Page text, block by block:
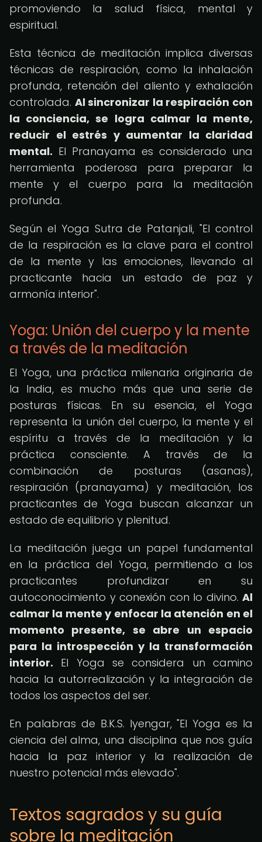
promoviendo la salud física, mental y
espiritual.
Esta técnica de meditación implica diversas
técnicas de respiración, como la inhalación
profunda, retención del aliento y exhalación
controlada. Al sincronizar la respiración con
la conciencia, se logra calmar la mente,
reducir el estrés y aumentar la claridad
mental. El Pranayama es considerado una
herramienta poderosa para preparar la
mente y el cuerpo para la meditación
profunda.
Según el Yoga Sutra de Patanjali, "El control
de la respiración es la clave para el control
de la mente y las emociones, llevando al
practicante hacia un estado de paz y
armonía interior".
Yoga: Unión del cuerpo y la mente
a través de la meditación
El Yoga, una práctica milenaria originaria de
la India, es mucho más que una serie de
posturas físicas. En su esencia, el Yoga
representa la unión del cuerpo, la mente y el
espíritu a través de la meditación y la
práctica consciente. A través de la
combinación de posturas (asanas),
respiración (pranayama) y meditación, los
practicantes de Yoga buscan alcanzar un
estado de equilibrio y plenitud.
La meditación juega un papel fundamental
en la práctica del Yoga, permitiendo a los
practicantes profundizar en su
autoconocimiento y conexión con lo divino. Al
calmar la mente y enfocar la atención en el
momento presente, se abre un espacio
para la introspección y la transformación
interior. El Yoga se considera un camino
hacia la autorrealización y la integración de
todos los aspectos del ser.
En palabras de B.K.S. Iyengar, "El Yoga es la
ciencia del alma, una disciplina que nos guía
hacia la paz interior y la realización de
nuestro potencial más elevado".
Textos sagrados y su guía
sobre la meditación